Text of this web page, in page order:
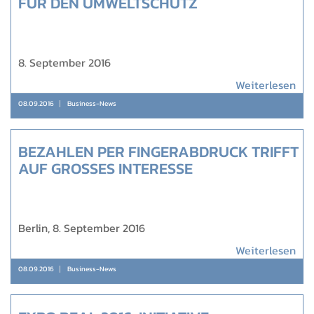
8. September 2016
Weiterlesen
08.09.2016 Business-News
BEZAHLEN PER FINGERABDRUCK TRIFFT
AUF GROSSES INTERESSE
Berlin, 8. September 2016
Weiterlesen
08.09.2016 Business-News